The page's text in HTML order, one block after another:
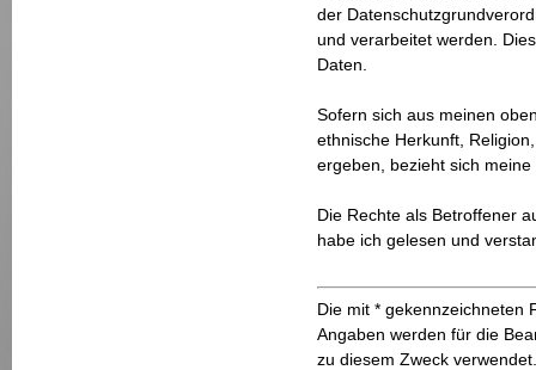
der
und verarbeitet werden.
Daten.
Sofern sich aus meinen
ethnische Herkunft,
ergeben, bezieht sich
Die Rechte als Betroffener
habe ich gelesen und
Die mit * gekennzeichneten
Angaben werden für die
zu diesem Zweck verwendet.